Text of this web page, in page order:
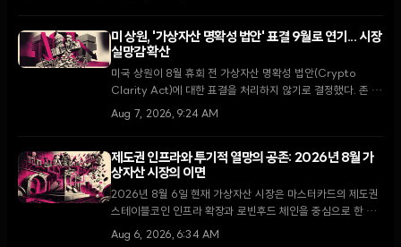
미 상원, '가상자산 명확성 법안' 표결 9월로 연기... 시장
실망감 확산
미국 상원이 8월 휴회 전 가상자산 명확성 법안(Crypto
Clarity Act)에 대한 표결을 처리하지 않기로 결정했다. 존 튠
다수당 원내대표는 9월 복귀 후 최우선 과제로 다룰 것을 약속
Aug 7, 2026, 9:24 AM
제도권 인프라와 투기적 열망의 공존: 2026년 8월 가
상자산 시장의 이면
2026년 8월 6일 현재 가상자산 시장은 마스터카드의 제도권
스테이블코인 인프라 확장과 로빈후드 체인을 중심으로 한 소
매 투자자들의 밈코인 투기라는 극명한 대조를 보이고 있다.
Aug 6, 2026, 6:34 AM